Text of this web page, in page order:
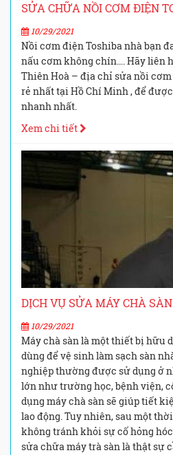
SỬA CHỮA NỒI CƠM ĐIỆN
10/29/2021
Nồi cơm điện Toshiba nhà bạn
nấu cơm không chín…. Hãy liên
Thiên Hoà – địa chỉ sửa nồi
rẻ nhất tại Hồ Chí Minh , để
nhanh nhất.
Xem chi tiết
DỊCH VỤ SỬA MÁY CHÀ SÀN
10/29/2021
Máy chà sàn là một thiết bị hữu
dùng để vệ sinh làm sạch sàn
nghiệp thường được sử dụng ở
lớn như trường học, bệnh viện,
dụng máy chà sàn sẽ giúp tiết
lao động. Tuy nhiên, sau một
không tránh khỏi sự cố hỏng
sửa chữa máy trà sàn là thật sự